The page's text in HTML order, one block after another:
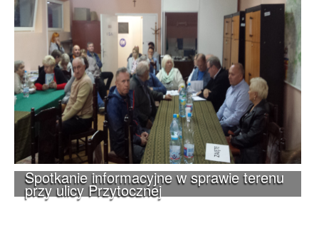
Spotkanie informacyjne w sprawie terenu
przy ulicy Przytocznej